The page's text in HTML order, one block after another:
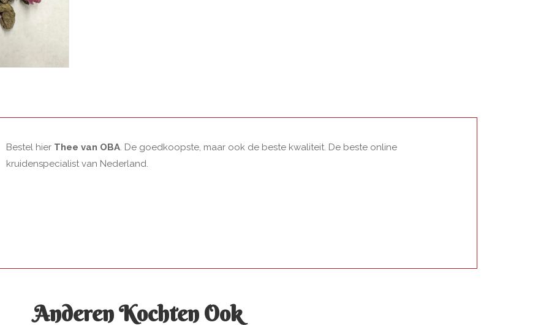
Bestel hier Thee van OBA. De goedkoopste, maar ook de beste kwaliteit. De beste online
kruidenspecialist van Nederland.
Anderen Kochten Ook